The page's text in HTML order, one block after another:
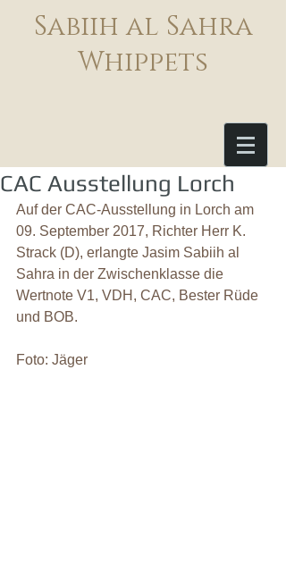
Sabiih al Sahra
Whippets
CAC Ausstellung Lorch
Auf der CAC-Ausstellung in Lorch am
09. September 2017, Richter Herr K.
Strack (D), erlangte Jasim Sabiih al
Sahra in der Zwischenklasse die
Wertnote V1, VDH, CAC, Bester Rüde
und BOB.
Foto: Jäger